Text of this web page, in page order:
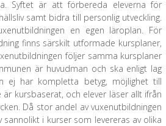
Syftet är att förbereda eleverna för
samt bidra till personlig utveckling.
en egen läroplan. För
finns särskilt utformade kursplaner,
följer samma kursplaner
är huvudman och ska enligt lag
ej har kompletta betyg, möjlighet till
kursbaserat, och elever läser allt ifrån
Då stor andel av vuxenutbildningen
i kurser som levereras av olika